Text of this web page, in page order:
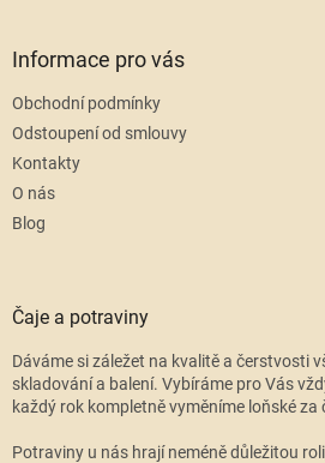
Informace pro vás
Obchodní podmínky
Odstoupení od smlouvy
Kontakty
O nás
Blog
Čaje a potraviny
Dáváme si záležet na kvalitě a čerstvosti
skladování a balení. Vybíráme pro Vás
každý rok kompletně vyměníme loňské za
Potraviny u nás hrají neméně důležitou